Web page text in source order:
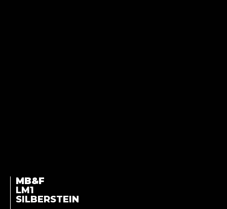
MB&F
LM1
SILBERSTEIN